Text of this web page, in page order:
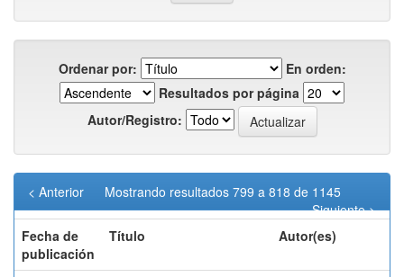
Ordenar por:
En orden:
Resultados por página
Autor/Registro:
Mostrando resultados 799 a 818 de 1145
< Anterior
Siguiente >
Fecha de
publicación
Título Autor(es)